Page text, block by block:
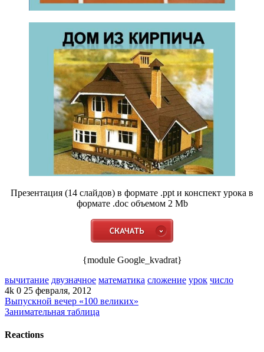
Презентация (14 слайдов) в формате .ppt и конспект урока в
формате .doc объемом 2 Mb
{module Google_kvadrat}
вычитание двузначное математика сложение урок число
4k 0 25 февраля, 2012
Выпускной вечер «100 великих»
Занимательная таблица
Reactions